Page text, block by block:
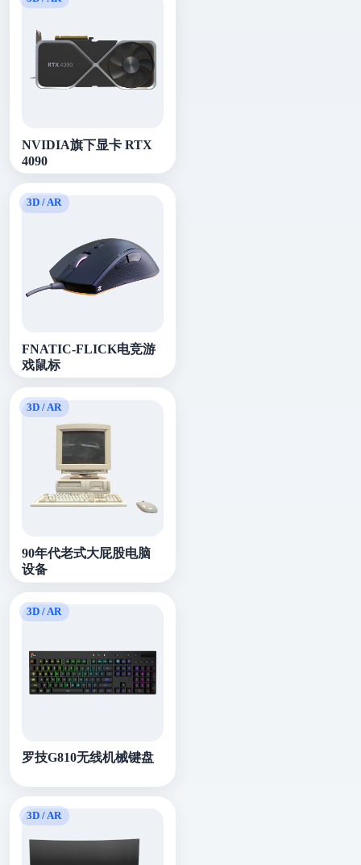
NVIDIA旗下显卡 RTX
4090
FNATIC-FLICK电竞游
戏鼠标
90年代老式大屁股电脑
设备
罗技G810无线机械键盘